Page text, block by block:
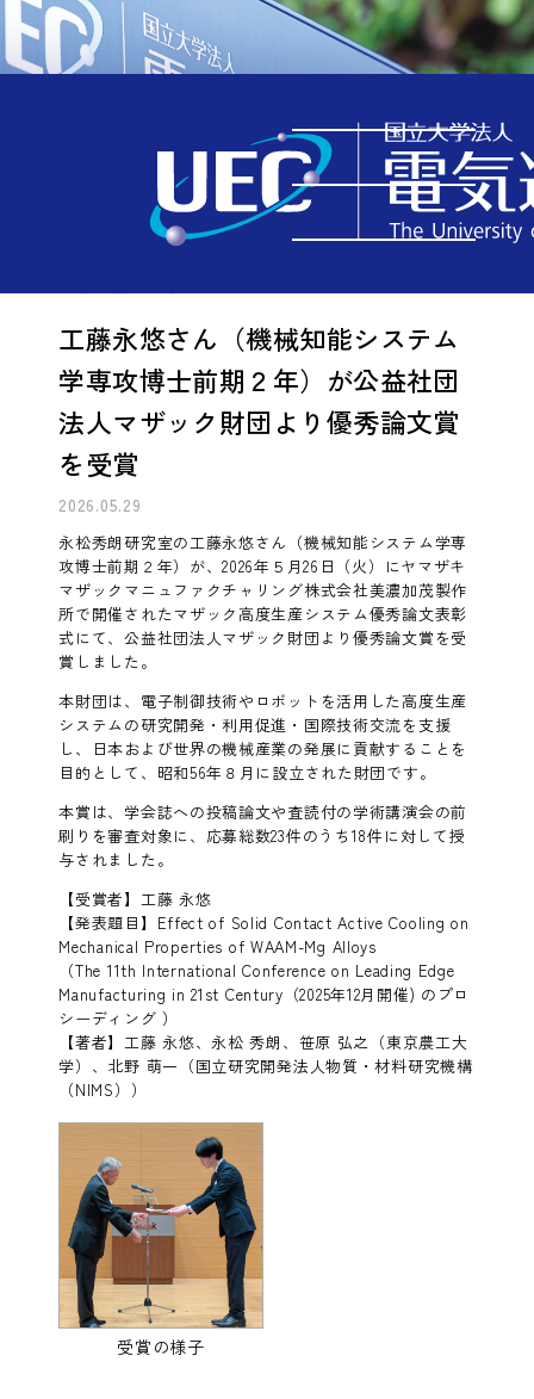
受賞・表彰
工藤永悠さん（機械知能システム
学専攻博士前期２年）が公益社団
法人マザック財団より優秀論文賞
を受賞
2026.05.29
永松秀朗研究室の工藤永悠さん（機械知能システム学専
攻博士前期２年）が、2026年５月26日（火）にヤマザキ
マザックマニュファクチャリング株式会社美濃加茂製作
所で開催されたマザック高度生産システム優秀論文表彰
式にて、公益社団法人マザック財団より優秀論文賞を受
賞しました。
本財団は、電子制御技術やロボットを活用した高度生産
システムの研究開発・利用促進・国際技術交流を支援
し、日本および世界の機械産業の発展に貢献することを
目的として、昭和56年８月に設立された財団です。
本賞は、学会誌への投稿論文や査読付の学術講演会の前
刷りを審査対象に、応募総数23件のうち18件に対して授
与されました。
【受賞者】工藤 永悠
【発表題目】Effect of Solid Contact Active Cooling on
Mechanical Properties of WAAM-Mg Alloys
（The 11th International Conference on Leading Edge
Manufacturing in 21st Century（2025年12月開催) のプロ
シーディング ）
【著者】工藤 永悠、永松 秀朗、笹原 弘之（東京農工大
学）、北野 萌一（国立研究開発法人物質・材料研究機構
（NIMS））
受賞の様子